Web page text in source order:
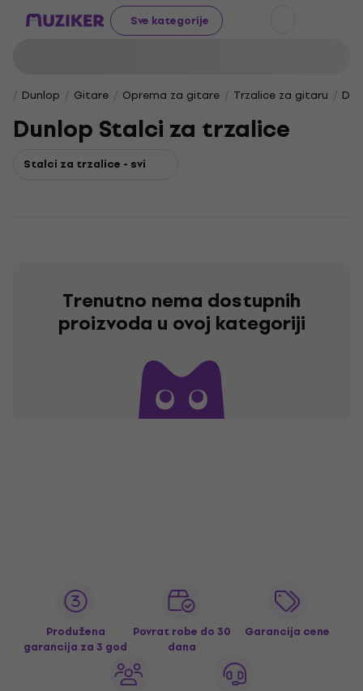
Sve kategorije
Dunlop Gitare Oprema za gitare Trzalice za gitaru
Dunlop Stalci za trzalice
Stalci za trzalice - svi
Trenutno nema dostupnih
proizvoda u ovoj kategoriji
Produžena
garancija za 3 god
Povrat robe do 30
dana
Garancija cene